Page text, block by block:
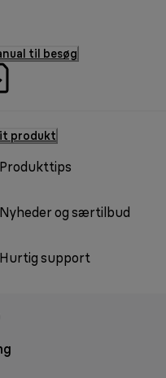
til besøg
produkt
og særtilbud
support